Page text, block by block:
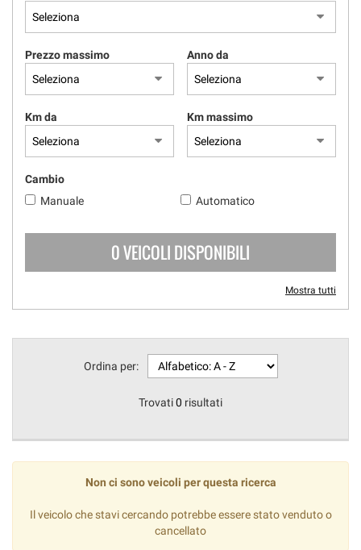
Prezzo massimo Anno da
Km da Km massimo
Cambio
Manuale
Automatico
0 VEICOLI DISPONIBILI
Mostra tutti
Ordina per:
Trovati0 risultati
Non ci sono veicoli per questa ricerca
Il veicolo che stavi cercando potrebbe essere stato venduto o
cancellato